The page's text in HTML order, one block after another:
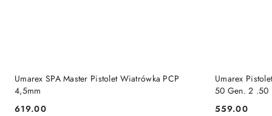
Umarex SPA Master Pistolet Wiatrówka PCP
4,5mm
619.00
DO KOSZYKA
Umarex
50 Gen. 2 .50
559.00